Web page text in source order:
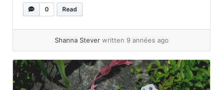
plus jolies ou pratiques. Certains sites
PINTEREST ! Une des personnes... »read more
0 Read
Shanna Stever written 9 années ago